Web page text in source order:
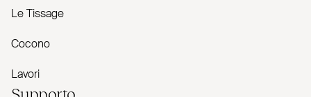
Le Tissage
Cocono
Lavori
Supporto